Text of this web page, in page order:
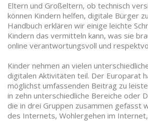
Eltern und Großeltern, ob technisch
können Kindern helfen, digitale Bürger
Handbuch erklären wir einige leichte
Kindern das vermitteln kann, was sie
online verantwortungsvoll und
Kinder nehmen an vielen
digitalen Aktivitäten teil. Der Europarat
möglichst umfassenden Beitrag zu
in zehn unterschiedliche Bereiche oder
die in drei Gruppen zusammen gefasst
des Internets, Wohlergehen im